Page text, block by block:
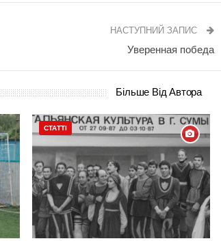
НАСТУПНИЙ ЗАПИС
Уверенная победа
Більше Від Автора
СТАТТІ